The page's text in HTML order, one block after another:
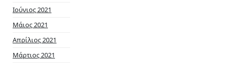
Ιούνιος 2021
Μάιος 2021
Απρίλιος 2021
Μάρτιος 2021